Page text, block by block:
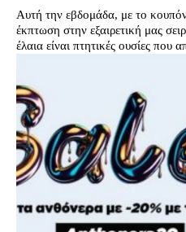
Αυτή την εβδομάδα, με το
έκπτωση στην εξαιρετική μας
έλαια είναι πτητικές ουσίες